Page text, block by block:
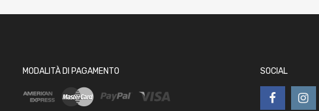
MODALITÀ DI PAGAMENTO SOCIAL